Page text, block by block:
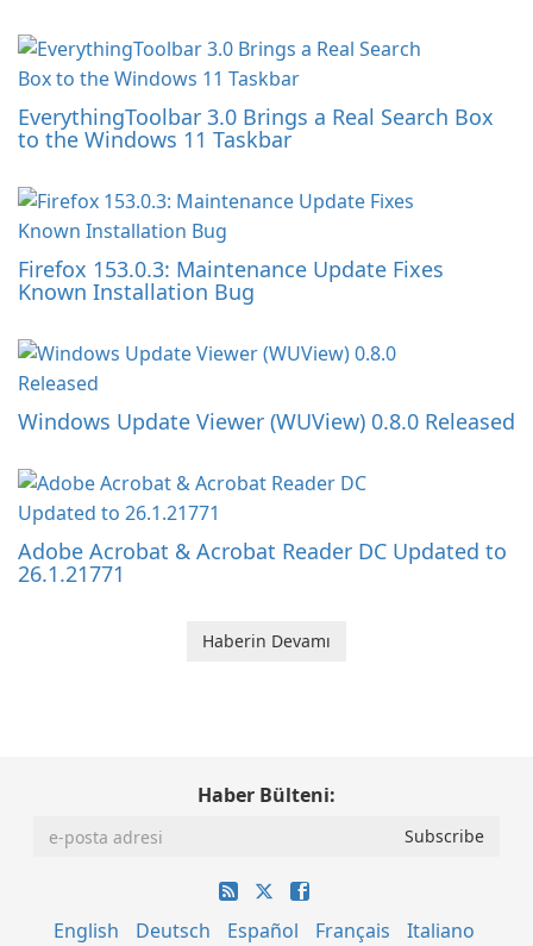
EverythingToolbar 3.0 Brings a Real Search Box
to the Windows 11 Taskbar
Firefox 153.0.3: Maintenance Update Fixes
Known Installation Bug
Windows Update Viewer (WUView) 0.8.0 Released
Adobe Acrobat & Acrobat Reader DC Updated to
26.1.21771
Haberin Devamı
Haber Bülteni:
English Deutsch Español Français
Italiano